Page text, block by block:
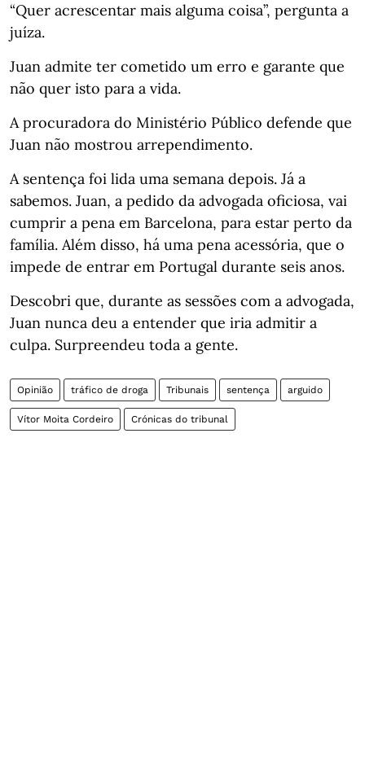
“Quer acrescentar mais alguma coisa”, pergunta a
juíza.
Juan admite ter cometido um erro e garante que
não quer isto para a vida.
A procuradora do Ministério Público defende que
Juan não mostrou arrependimento.
A sentença foi lida uma semana depois. Já a
sabemos. Juan, a pedido da advogada oficiosa, vai
cumprir a pena em Barcelona, para estar perto da
família. Além disso, há uma pena acessória, que o
impede de entrar em Portugal durante seis anos.
Descobri que, durante as sessões com a advogada,
Juan nunca deu a entender que iria admitir a
culpa. Surpreendeu toda a gente.
Opinião tráfico de droga Tribunais sentença arguido
Vítor Moita Cordeiro Crónicas do tribunal